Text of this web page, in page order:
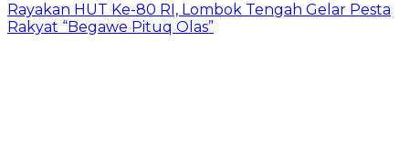
Rayakan HUT Ke-80 RI, Lombok Tengah Gelar Pesta
Rakyat “Begawe Pituq Olas”